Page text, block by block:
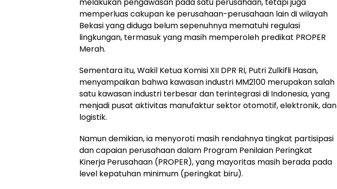
melakukan pengawasan pada satu perusahaan, tetapi juga
memperluas cakupan ke perusahaan-perusahaan lain di wilayah
Bekasi yang diduga belum sepenuhnya mematuhi regulasi
lingkungan, termasuk yang masih memperoleh predikat PROPER
Merah.
Sementara itu, Wakil Ketua Komisi XII DPR RI, Putri Zulkifli Hasan,
menyampaikan bahwa kawasan industri MM2100 merupakan salah
satu kawasan industri terbesar dan terintegrasi di Indonesia, yang
menjadi pusat aktivitas manufaktur sektor otomotif, elektronik, dan
logistik.
Namun demikian, ia menyoroti masih rendahnya tingkat partisipasi
dan capaian perusahaan dalam Program Penilaian Peringkat
Kinerja Perusahaan (PROPER), yang mayoritas masih berada pada
level kepatuhan minimum (peringkat biru).